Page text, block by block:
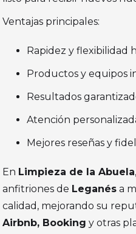
Ventajas principales:
Rapidez y flexibilidad
Productos y equipos
Resultados
Atención
Mejores reseñas y
En Limpieza de la Abuela
anfitriones de Leganés a
calidad, mejorando su
Airbnb, Booking y otras